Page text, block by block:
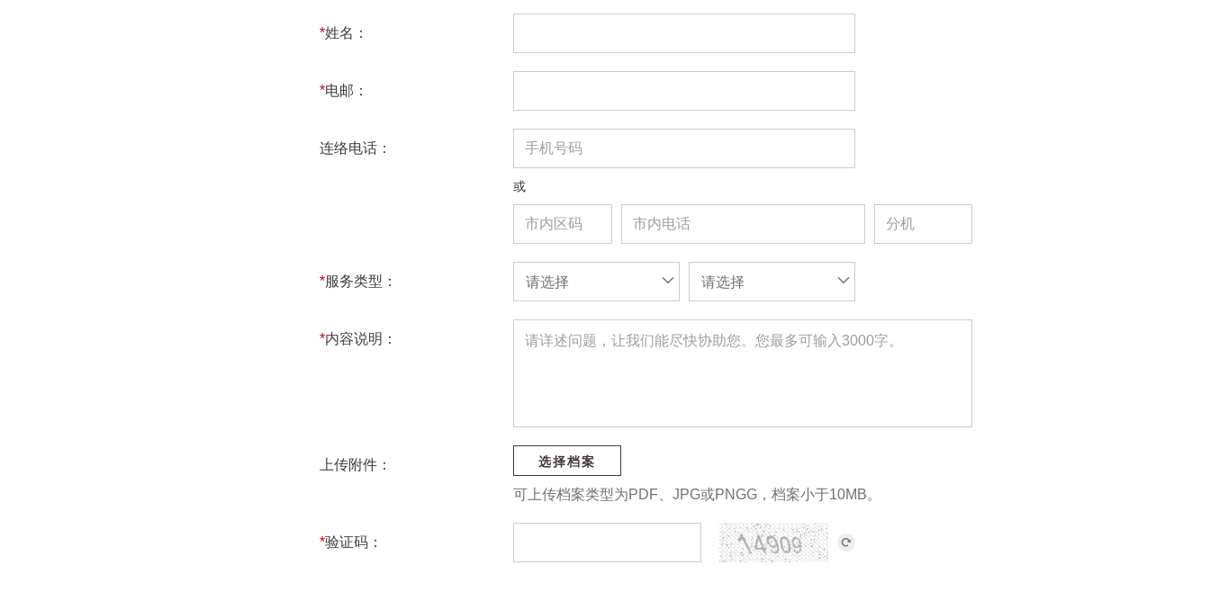
*姓名：
*电邮：
连络电话：
或
*服务类型： 请选择 请选择
*内容说明：
上传附件： 选择档案
可上传档案类型为PDF、JPG或PNGG，档案小于10MB。
*验证码：